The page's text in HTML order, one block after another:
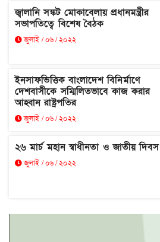
জ্বালানি সঙ্কট মোকাবেলায় প্রধানমন্ত্রীর
সভাপতিত্বে বিশেষ বৈঠক
জুলাই / ০৬ / ২০২২
ইনসাফভিত্তিক বাংলাদেশ বিনির্মাণে
দেশবাসীকে সম্মিলিতভাবে কাজ করার
আহ্বান রাষ্ট্রপতির
জুলাই / ০৬ / ২০২২
২৬ মার্চ মহান স্বাধীনতা ও জাতীয় দিবস
জুলাই / ০৬ / ২০২২